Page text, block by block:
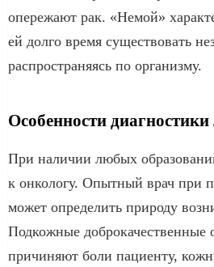
опережают рак. «Немой»
ей долго время существовать
распространяясь по организму.
Особенности
При наличии любых
к онкологу. Опытный врач при
может определить природу
Подкожные
причиняют боли пациенту,